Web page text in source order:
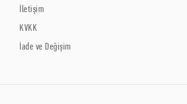
İletişim
KVKK
İade ve Değişim